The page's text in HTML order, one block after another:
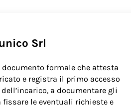
Srl​
formale che attesta
e registra il primo accesso
a documentare gli
le eventuali richieste e